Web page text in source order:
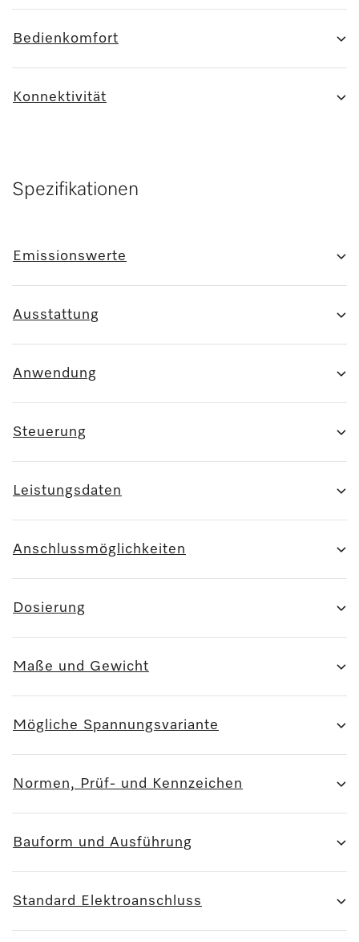
Bedienkomfort
Konnektivität
Spezifikationen
Emissionswerte
Ausstattung
Anwendung
Steuerung
Leistungsdaten
Anschlussmöglichkeiten
Dosierung
Maße und Gewicht
Mögliche Spannungsvariante
Normen, Prüf- und Kennzeichen
Bauform und Ausführung
Standard Elektroanschluss